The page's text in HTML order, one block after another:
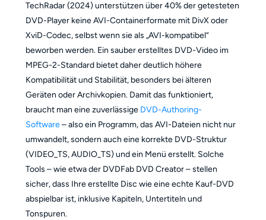
TechRadar (2024) unterstützen über 40% der getesteten
DVD-Player keine AVI-Containerformate mit DivX oder
XviD-Codec, selbst wenn sie als „AVI-kompatibel“
beworben werden. Ein sauber erstelltes DVD-Video im
MPEG-2-Standard bietet daher deutlich höhere
Kompatibilität und Stabilität, besonders bei älteren
Geräten oder Archivkopien. Damit das funktioniert,
braucht man eine zuverlässige DVD-Authoring-
Software– also ein Programm, das AVI-Dateien nicht nur
umwandelt, sondern auch eine korrekte DVD-Struktur
(VIDEO_TS, AUDIO_TS) und ein Menü erstellt. Solche
Tools – wie etwa der DVDFab DVD Creator – stellen
sicher, dass Ihre erstellte Disc wie eine echte Kauf-DVD
abspielbar ist, inklusive Kapiteln, Untertiteln und
Tonspuren.